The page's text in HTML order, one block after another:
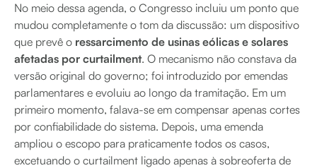
No meio dessa agenda, o Congresso incluiu um ponto que
mudou completamente o tom da discussão: um dispositivo
que prevê o ressarcimento de usinas eólicas e solares
afetadas por curtailment. O mecanismo não constava da
versão original do governo; foi introduzido por emendas
parlamentares e evoluiu ao longo da tramitação. Em um
primeiro momento, falava-se em compensar apenas cortes
por confiabilidade do sistema. Depois, uma emenda
ampliou o escopo para praticamente todos os casos,
excetuando o curtailment ligado apenas à sobreoferta de